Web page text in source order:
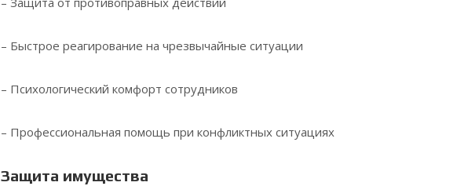
– Быстрое реагирование на чрезвычайные ситуации
– Психологический комфорт сотрудников
– Профессиональная помощь при конфликтных ситуациях
Защита имущества